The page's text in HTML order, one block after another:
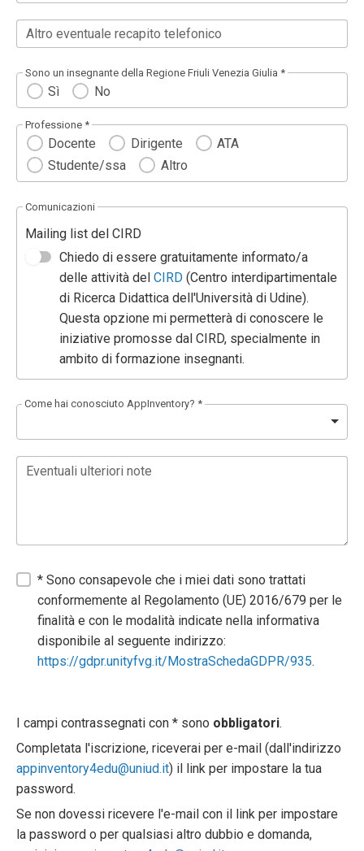
Altro eventuale recapito telefonico
Sono un insegnante della Regione Friuli Venezia Giulia *
Sì No
Professione *
Docente Dirigente
ATA
Studente/ssa
Altro
Comunicazioni
Mailing list del CIRD
Chiedo di essere gratuitamente informato/a
delle attività delCIRD (Centro interdipartimentale
di Ricerca Didattica dell'Università di Udine).
Questa opzione mi permetterà di conoscere le
iniziative promosse dal CIRD, specialmente in
ambito di formazione insegnanti.
Come hai conosciuto AppInventory? *
Eventuali ulteriori note
* Sono consapevole che i miei dati sono trattati
conformemente al Regolamento (UE) 2016/679 per le
finalità e con le modalità indicate nella informativa
disponibile al seguente indirizzo:
https://gdpr.unityfvg.it/MostraSchedaGDPR/935.
I campi contrassegnati con * sono obbligatori.
Completata l'iscrizione, riceverai per e-mail (dall'indirizzo
appinventory4edu@uniud.it) il link per impostare la tua
password.
Se non dovessi ricevere l'e-mail con il link per impostare
la password o per qualsiasi altro dubbio e domanda,